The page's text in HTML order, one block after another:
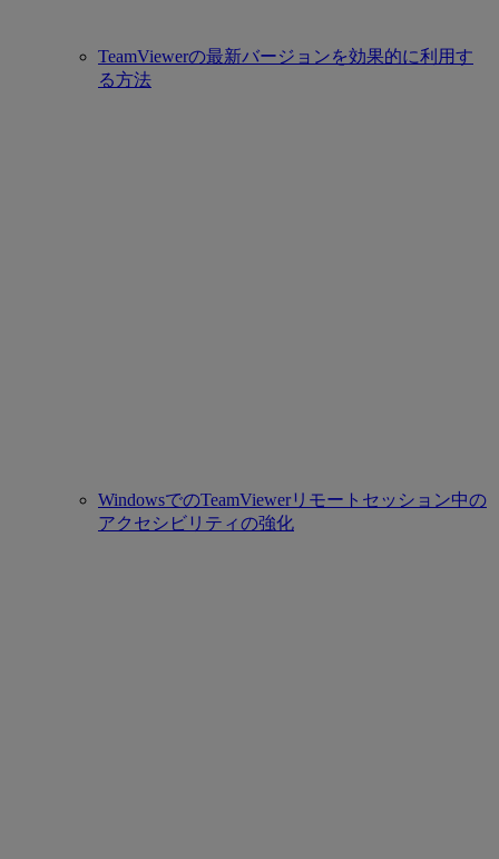
TeamViewerの最新バージョンを効果的に利用す
る方法
WindowsでのTeamViewerリモートセッション中の
アクセシビリティの強化